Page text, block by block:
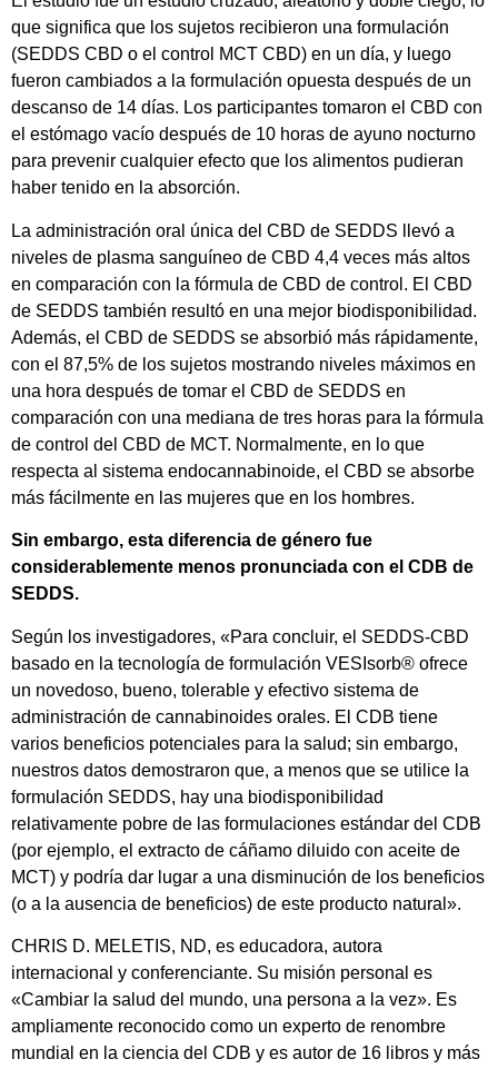
que significa que los sujetos recibieron una formulación
(SEDDS CBD o el control MCT CBD) en un día, y luego
fueron cambiados a la formulación opuesta después de un
descanso de 14 días. Los participantes tomaron el CBD con
el estómago vacío después de 10 horas de ayuno nocturno
para prevenir cualquier efecto que los alimentos pudieran
haber tenido en la absorción.
La administración oral única del CBD de SEDDS llevó a
niveles de plasma sanguíneo de CBD 4,4 veces más altos
en comparación con la fórmula de CBD de control. El CBD
de SEDDS también resultó en una mejor biodisponibilidad.
Además, el CBD de SEDDS se absorbió más rápidamente,
con el 87,5% de los sujetos mostrando niveles máximos en
una hora después de tomar el CBD de SEDDS en
comparación con una mediana de tres horas para la fórmula
de control del CBD de MCT. Normalmente, en lo que
respecta al sistema endocannabinoide, el CBD se absorbe
más fácilmente en las mujeres que en los hombres.
Sin embargo, esta diferencia de género fue
considerablemente menos pronunciada con el CDB de
SEDDS.
Según los investigadores, «Para concluir, el SEDDS-CBD
basado en la tecnología de formulación VESIsorb® ofrece
un novedoso, bueno, tolerable y efectivo sistema de
administración de cannabinoides orales. El CDB tiene
varios beneficios potenciales para la salud; sin embargo,
nuestros datos demostraron que, a menos que se utilice la
formulación SEDDS, hay una biodisponibilidad
relativamente pobre de las formulaciones estándar del CDB
(por ejemplo, el extracto de cáñamo diluido con aceite de
MCT) y podría dar lugar a una disminución de los beneficios
(o a la ausencia de beneficios) de este producto natural».
CHRIS D. MELETIS, ND, es educadora, autora
internacional y conferenciante. Su misión personal es
«Cambiar la salud del mundo, una persona a la vez». Es
ampliamente reconocido como un experto de renombre
mundial en la ciencia del CDB y es autor de 16 libros y más